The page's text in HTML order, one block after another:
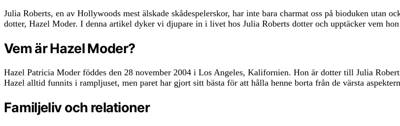
Julia Roberts, en av Hollywoods mest älskade skådespelerskor, har inte bara charmat oss på bioduken utan
dotter, Hazel Moder. I denna artikel dyker vi djupare in i livet hos Julia Roberts dotter och upptäcker vem
Vem är Hazel Moder?
Hazel Patricia Moder föddes den 28 november 2004 i Los Angeles, Kalifornien. Hon är dotter till Julia
Hazel alltid funnits i rampljuset, men paret har gjort sitt bästa för att hålla henne borta från de värsta
Familjeliv och relationer